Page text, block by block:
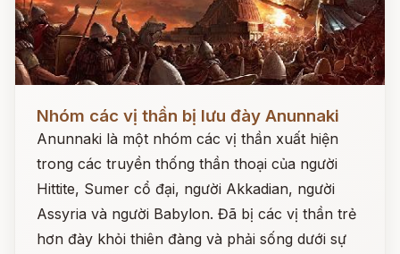
Nhóm các vị thần bị lưu đày Anunnaki
Anunnaki là một nhóm các vị thần xuất hiện
trong các truyền thống thần thoại của người
Hittite, Sumer cổ đại, người Akkadian, người
Assyria và người Babylon. Đã bị các vị thần trẻ
hơn đày khỏi thiên đàng và phải sống dưới sự